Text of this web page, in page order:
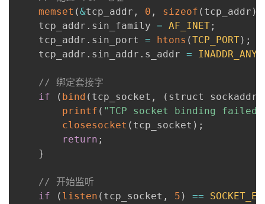
memset (&tcp_addr , 0 , sizeof ( tcp_addr )
    tcp_addr
. sin_family = AF_INET;
    tcp_addr
. sin_port = htons (TCP_PORT) ;
    tcp_addr
. sin_addr . s_addr = INADDR_ANY
// 绑定套接字
if
( bind ( tcp_socket , ( struct sockaddr
printf ( "TCP socket binding
closesocket ( tcp_socket ) ;
return ;
}
// 开始监听
if
( listen ( tcp_socket , 5 ) ==